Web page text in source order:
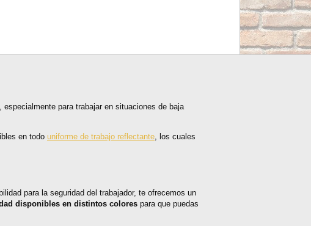
para trabajar en situaciones de baja
en todo uniforme de trabajo reflectante , los cuales
para la seguridad del trabajador, te ofrecemos un
disponibles en distintos colores para que puedas